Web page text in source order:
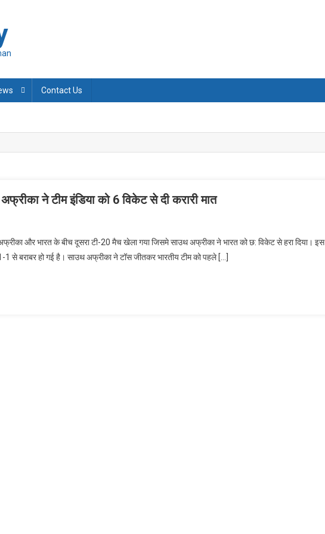
Contact Us
ने टीम इंडिया को 6 विकेट से दी करारी मात
और भारत के बीच दूसरा टी-20 मैच खेला गया जिसमे साउथ अफ्रीका ने भारत को छ: विकेट से हरा दिया। इस
1 से बराबर हो गई है। साउथ अफ्रीका ने टॉस जीतकर भारतीय टीम को पहले […]